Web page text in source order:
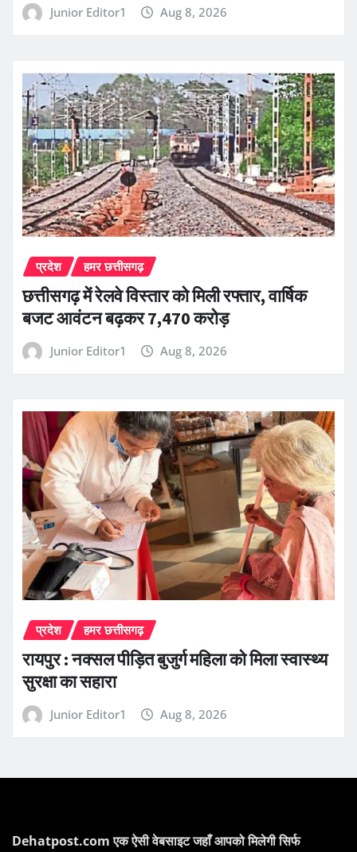
Junior Editor1 Aug 8, 2026
प्रदेश हमर छत्तीसगढ़
छत्तीसगढ़ में रेलवे विस्तार को मिली रफ्तार, वार्षिक
बजट आवंटन बढ़कर 7,470 करोड़
Junior Editor1 Aug 8, 2026
प्रदेश हमर छत्तीसगढ़
रायपुर : नक्सल पीड़ित बुजुर्ग महिला को मिला स्वास्थ्य
सुरक्षा का सहारा
Junior Editor1 Aug 8, 2026
Dehatpost.com एक ऐसी वेबसाइट जहाँ आपको मिलेगी सिर्फ